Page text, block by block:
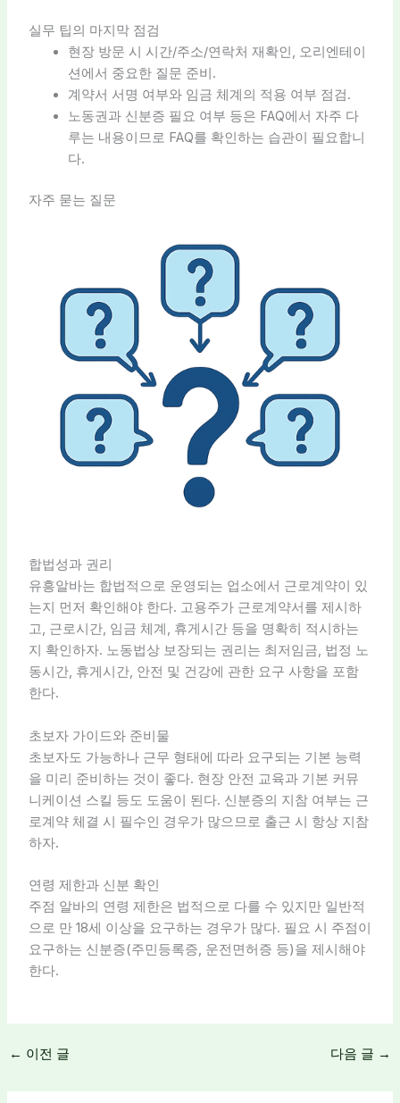
실무 팁의 마지막 점검
현장 방문 시 시간/주소/연락처 재확인, 오리엔테이
션에서 중요한 질문 준비.
계약서 서명 여부와 임금 체계의 적용 여부 점검.
노동권과 신분증 필요 여부 등은 FAQ에서 자주 다
루는 내용이므로 FAQ를 확인하는 습관이 필요합니
다.
자주 묻는 질문
합법성과 권리
유흥알바는 합법적으로 운영되는 업소에서 근로계약이 있
는지 먼저 확인해야 한다. 고용주가 근로계약서를 제시하
고, 근로시간, 임금 체계, 휴게시간 등을 명확히 적시하는
지 확인하자. 노동법상 보장되는 권리는 최저임금, 법정 노
동시간, 휴게시간, 안전 및 건강에 관한 요구 사항을 포함
한다.
초보자 가이드와 준비물
초보자도 가능하나 근무 형태에 따라 요구되는 기본 능력
을 미리 준비하는 것이 좋다. 현장 안전 교육과 기본 커뮤
니케이션 스킬 등도 도움이 된다. 신분증의 지참 여부는 근
로계약 체결 시 필수인 경우가 많으므로 출근 시 항상 지참
하자.
연령 제한과 신분 확인
주점 알바의 연령 제한은 법적으로 다를 수 있지만 일반적
으로 만 18세 이상을 요구하는 경우가 많다. 필요 시 주점이
요구하는 신분증(주민등록증, 운전면허증 등)을 제시해야
한다.
← 이전 글 다음 글 →